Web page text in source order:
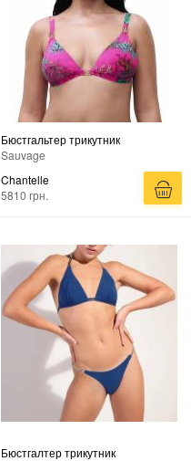
Бюстгальтер трикутник
Sauvage
Chantelle
5810 грн.
Бюстгалтер трикутник